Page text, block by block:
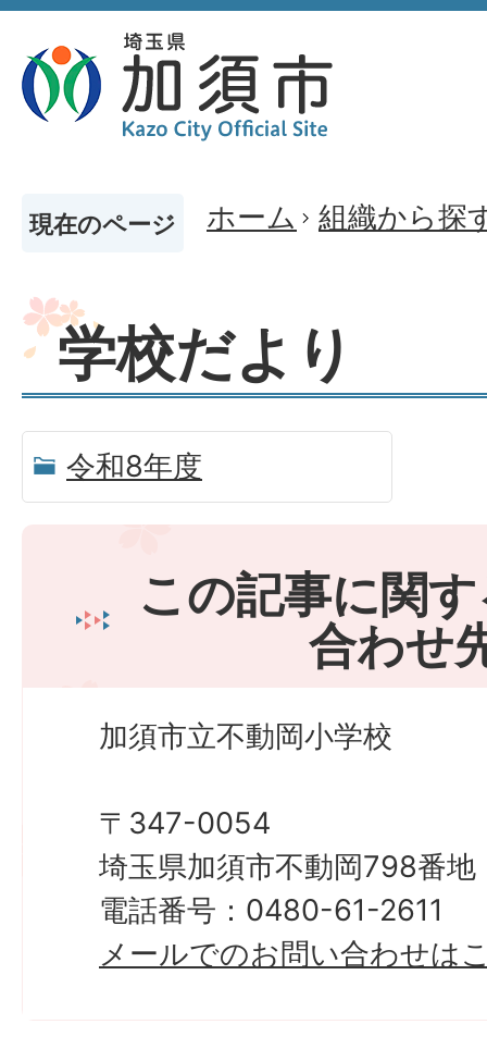
現在のページ ホーム 組織から探
学校だより
令和8年度
この記事に関
合わせ
加須市立不動岡小学校
〒347-0054
埼玉県加須市不動岡798番地
電話番号：0480-61-2611
メールでのお問い合わせは